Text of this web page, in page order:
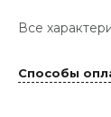
Все
Способы